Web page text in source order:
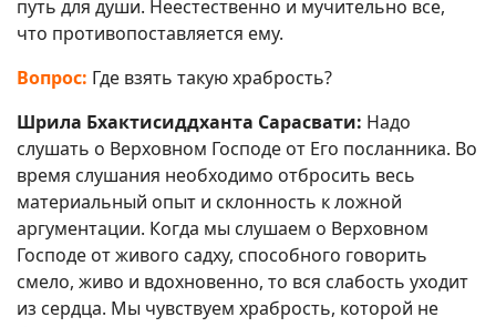
путь для души. Неестественно и мучительно все,
что противопоставляется ему.
Вопрос: Где взять такую храбрость?
Шрила Бхактисиддханта Сарасвати: Надо
слушать о Верховном Господе от Его посланника. Во
время слушания необходимо отбросить весь
материальный опыт и склонность к ложной
аргументации. Когда мы слушаем о Верховном
Господе от живого садху, способного говорить
смело, живо и вдохновенно, то вся слабость уходит
из сердца. Мы чувствуем храбрость, которой не